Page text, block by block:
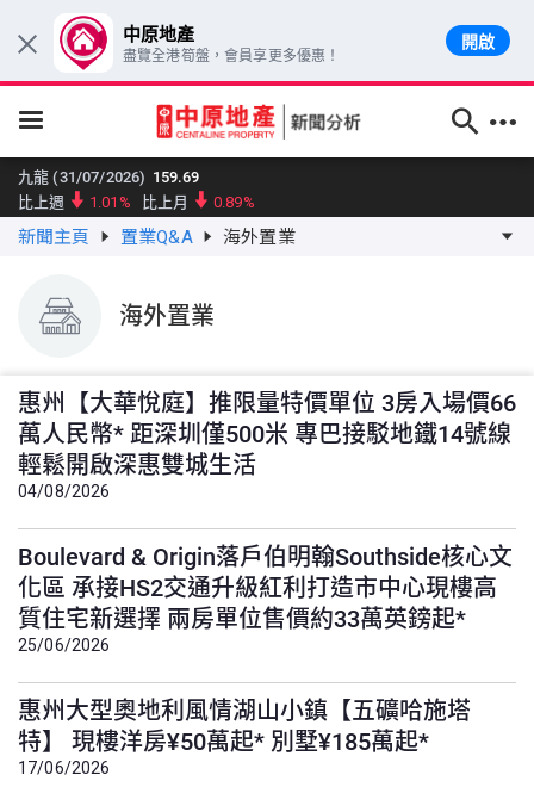
跳至主要內容
九龍 (31/07/2026) 159.69
比上週
1.01% 比上月
0.89%
新界東 (31/07/2026)173.85
新界西 (31/07/2026)
比上週
0.68% 比上月
0.52%
中小型單位領先指數 (31/07/2026)160.12
比上週
0.34% 比上月
0.41%
中原城市大型屋苑領先指數 (31/07/2026)
比上週
0.5%
中原城市領先指數 CCL (31/07/2026)159.92
比上週
0.39% 比上月
0.53%
港島 (31/07/2026)162.94
比上週
0.25% 比上月 0.71%
新聞主頁 置業Q&A 海外置業
海外置業
惠州【大華悅庭】推限量特價單位 3房入場價66
萬人民幣* 距深圳僅500米 專巴接駁地鐵14號線
輕鬆開啟深惠雙城生活
04/08/2026
Boulevard & Origin落戶伯明翰Southside核心文
化區 承接HS2交通升級紅利打造市中心現樓高
質住宅新選擇 兩房單位售價約33萬英鎊起*
25/06/2026
惠州大型奧地利風情湖山小鎮【五礦哈施塔
特】 現樓洋房¥50萬起* 別墅¥185萬起*
17/06/2026
× 中原地產
盡覽全港筍盤，會員享更多優惠！
開啟